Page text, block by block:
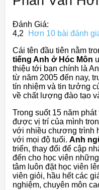
Đánh Giá:
4,2
Hơn 10 bài đánh
Cái tên đầu tiên nằm
tiếng Anh ở Hóc Môn
thiệu tới bạn chính là
từ năm 2005 đến nay,
tín nhiệm và tin tưởng
về chất lượng đào tạo
Trong suốt 15 năm
được vị trí của mình
với nhiều chương trình
với mọi độ tuổi. Anh
triển, thay đổi để cập
đến cho học viên
tâm luôn đặt học viên
viên giỏi, hầu hết các
nghiệm, chuyên môn